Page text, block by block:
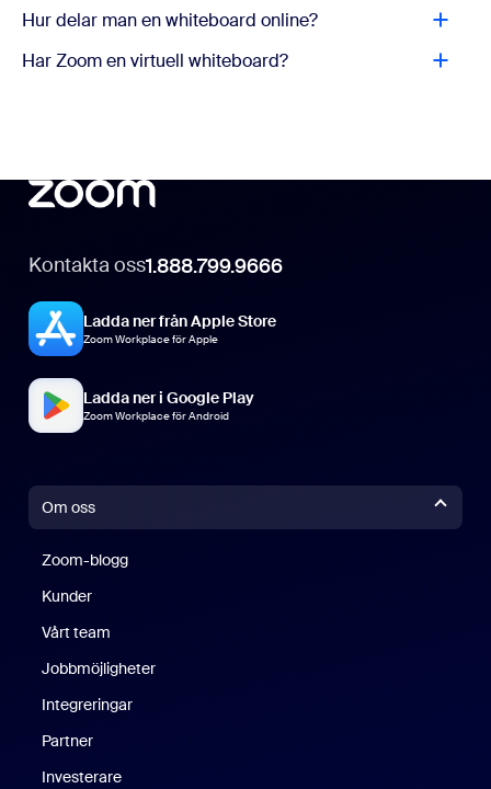
Hur delar man en whiteboard online?
Har Zoom en virtuell whiteboard?
Kontakta oss1.888.799.9666
Ladda ner från Apple Store
Zoom Workplace för Apple
Ladda ner i Google Play
Zoom Workplace för Android
Om oss
Zoom-blogg
Kunder
Vårt team
Jobbmöjligheter
Integreringar
Partner
Investerare